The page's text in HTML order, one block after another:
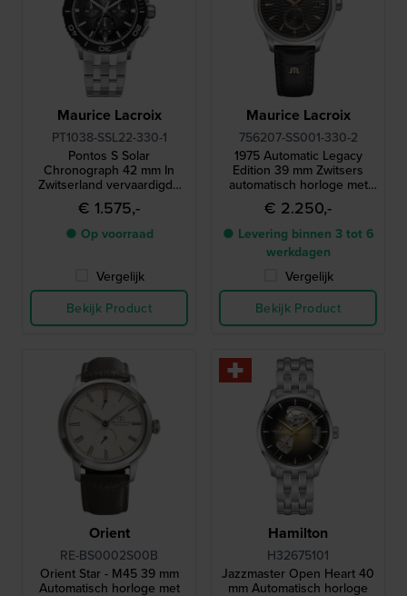
Maurice Lacroix
PT1038-SSL22-330-1
Pontos S Solar
Chronograph 42 mm In
Zwitserland vervaardigde
quartz-chronograaf op
zonne-energie
€ 1.575,-
● Op voorraad
Vergelijk
Bekijk Product
Maurice Lacroix
756207-SS001-330-2
1975 Automatic Legacy
Edition 39 mm Zwitsers
automatisch horloge met
beperkte oplage en petite
seconde
€ 2.250,-
● Levering binnen 3 tot 6
werkdagen
Vergelijk
Bekijk Product
Orient
RE-BS0002S00B
Orient Star - M45 39 mm
Automatisch horloge met
Hamilton
H32675101
Jazzmaster Open Heart 40
mm Automatisch horloge